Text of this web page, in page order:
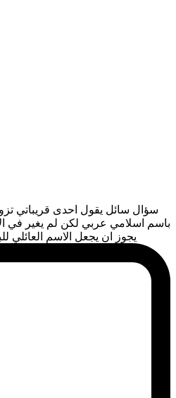
سؤال سائل يقول احدى قريباتي
باسم اسلامي عربي لكن لم يغير في
يجوز ان يجعل الاسم العائلي